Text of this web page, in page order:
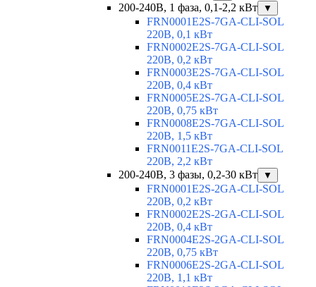
200-240В, 1 фаза, 0,1-2,2 кВт ▼
FRN0001E2S-7GA-CLI-SOL
220В, 0,1 кВт
FRN0002E2S-7GA-CLI-SOL
220В, 0,2 кВт
FRN0003E2S-7GA-CLI-SOL
220В, 0,4 кВт
FRN0005E2S-7GA-CLI-SOL
220В, 0,75 кВт
FRN0008E2S-7GA-CLI-SOL
220В, 1,5 кВт
FRN0011E2S-7GA-CLI-SOL
220В, 2,2 кВт
200-240В, 3 фазы, 0,2-30 кВт
▼
FRN0001E2S-2GA-CLI-SOL
220В, 0,2 кВт
FRN0002E2S-2GA-CLI-SOL
220В, 0,4 кВт
FRN0004E2S-2GA-CLI-SOL
220В, 0,75 кВт
FRN0006E2S-2GA-CLI-SOL
220В, 1,1 кВт